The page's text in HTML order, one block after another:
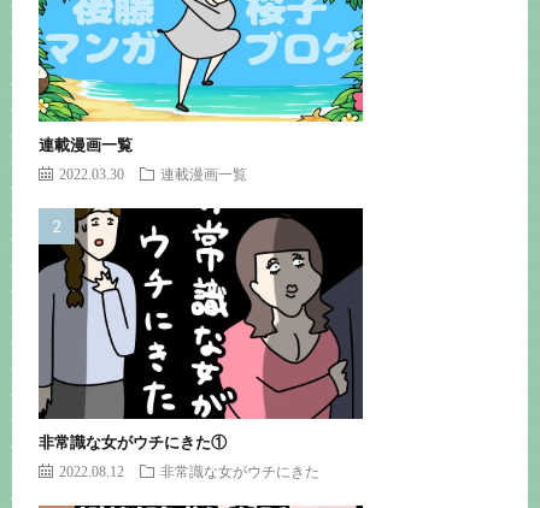
連載漫画一覧
2022.03.30 連載漫画一覧
非常識な女がウチにきた①
2022.08.12 非常識な女がウチにきた